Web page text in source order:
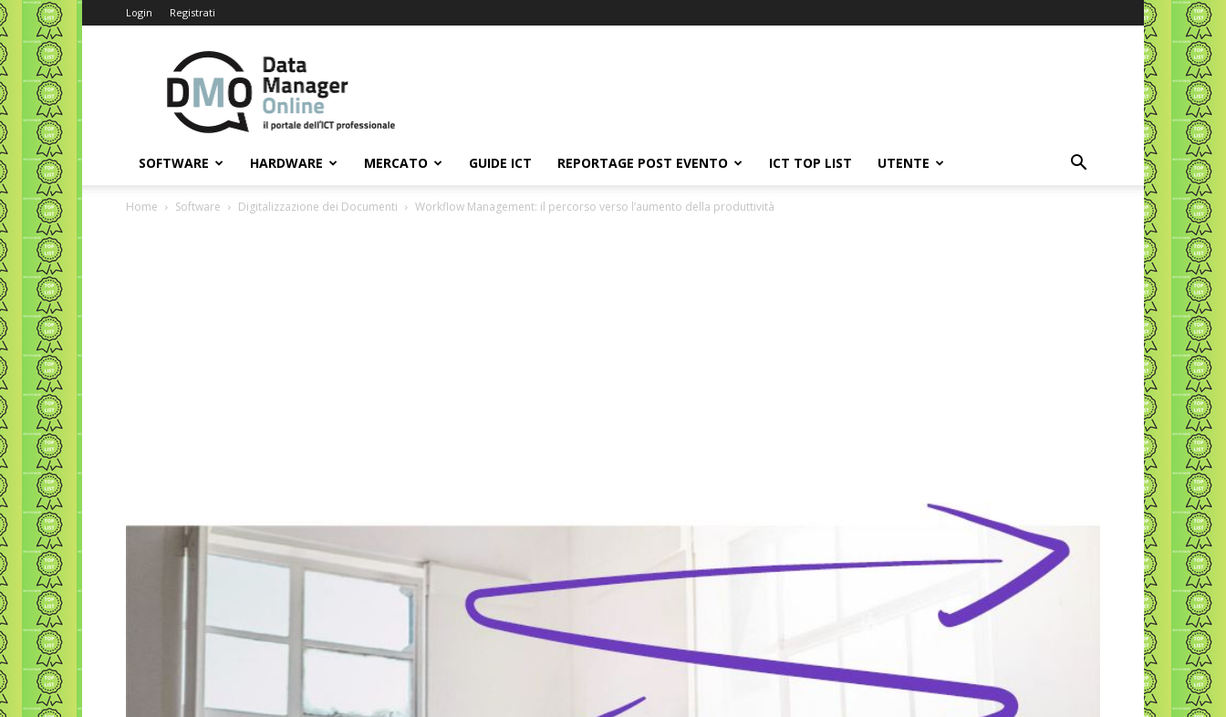
Login Registrati
Data
Manager
Online
SOFTWARE HARDWARE MERCATO GUIDE ICT REPORTAGE POST EVENTO ICT TOP LIST UTENTE
Home Software Digitalizzazione dei Documenti Workflow Management: il percorso verso l’aumento della produttività